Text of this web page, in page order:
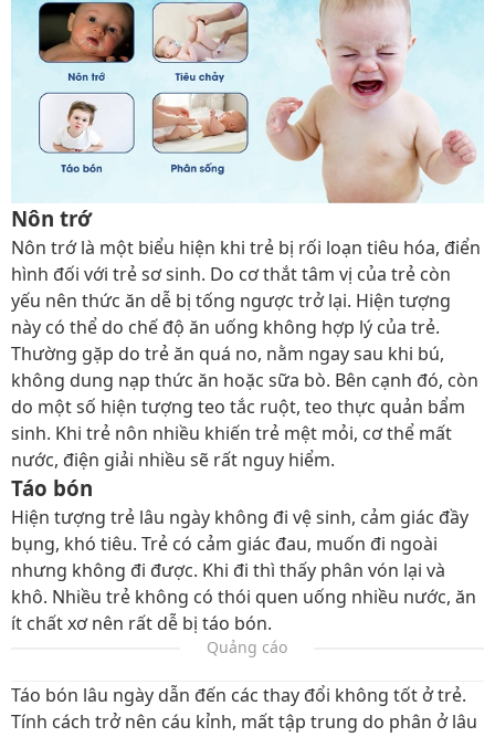
Nôn trớ
Nôn trớ là một biểu hiện khi trẻ bị rối loạn tiêu hóa, điển
hình đối với trẻ sơ sinh. Do cơ thắt tâm vị của trẻ còn
yếu nên thức ăn dễ bị tống ngược trở lại. Hiện tượng
này có thể do chế độ ăn uống không hợp lý của trẻ.
Thường gặp do trẻ ăn quá no, nằm ngay sau khi bú,
không dung nạp thức ăn hoặc sữa bò. Bên cạnh đó, còn
do một số hiện tượng teo tắc ruột, teo thực quản bẩm
sinh. Khi trẻ nôn nhiều khiến trẻ mệt mỏi, cơ thể mất
nước, điện giải nhiều sẽ rất nguy hiểm.
Táo bón
Hiện tượng trẻ lâu ngày không đi vệ sinh, cảm giác đầy
bụng, khó tiêu. Trẻ có cảm giác đau, muốn đi ngoài
nhưng không đi được. Khi đi thì thấy phân vón lại và
khô. Nhiều trẻ không có thói quen uống nhiều nước, ăn
ít chất xơ nên rất dễ bị táo bón.
Quảng cáo
Táo bón lâu ngày dẫn đến các thay đổi không tốt ở trẻ.
Tính cách trở nên cáu kỉnh, mất tập trung do phân ở lâu